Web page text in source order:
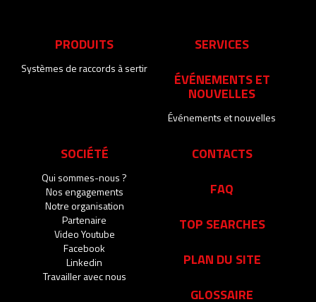
PRODUITS
Systèmes de raccords à sertir
SERVICES
ÉVÉNEMENTS ET
NOUVELLES
Événements et nouvelles
SOCIÉTÉ
Qui sommes-nous ?
Nos engagements
Notre organisation
Partenaire
Video Youtube
Facebook
Linkedin
Travailler avec nous
CONTACTS
FAQ
TOP SEARCHES
PLAN DU SITE
GLOSSAIRE